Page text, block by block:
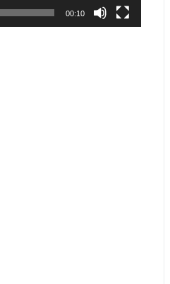
00:10